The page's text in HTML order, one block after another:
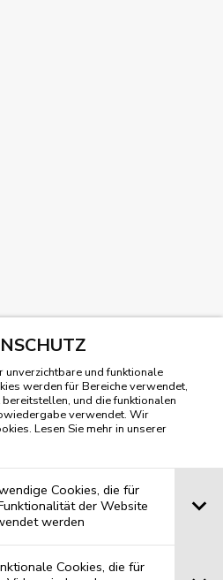
und funktionale
werden für Bereiche verwendet,
und die funktionalen
verwendet. Wir
Lesen Sie mehr in unserer
Cookies, die für
der Website
werden
Cookies, die für